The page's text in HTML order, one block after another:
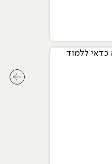
כדאי ללמוד
לחץ